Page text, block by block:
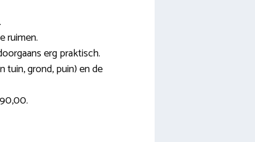
ruimen.
erg praktisch.
tuin, grond, puin) en de